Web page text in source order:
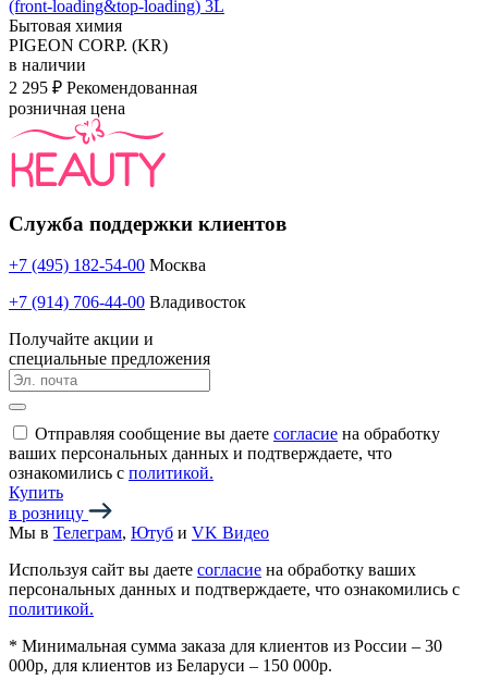
(front-loading&top-loading) 3L
Бытовая химия
PIGEON CORP. (KR)
в наличии
2 295 ₽ Рекомендованная
розничная цена
Служба поддержки клиентов
+7 (495) 182-54-00 Москва
+7 (914) 706-44-00 Владивосток
Получайте акции и
специальные предложения
Отправляя сообщение вы даете согласие на обработку
ваших персональных данных и подтверждаете, что
ознакомились с политикой.
Купить
в розницу
Мы в Телеграм, Ютуб и VK Видео
Используя сайт вы даете согласие на обработку ваших
персональных данных и подтверждаете, что ознакомились с
политикой.
* Минимальная сумма заказа для клиентов из России – 30
000р, для клиентов из Беларуси – 150 000р.